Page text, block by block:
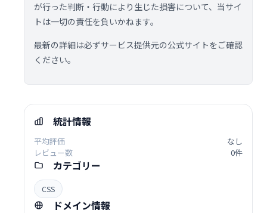
が行った判断・行動により生じた損害について、当サイ
トは一切の責任を負いかねます。
最新の詳細は必ずサービス提供元の公式サイトをご確認
ください。
統計情報
平均評価
なし
レビュー数
0件
カテゴリー
CSS
ドメイン情報